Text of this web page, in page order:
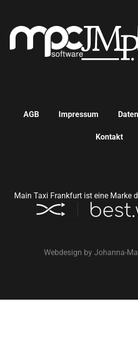
AGB Impressum
Kontakt
Main Taxi Frankfurt ist eine Marke
Webdesign by Johanna-